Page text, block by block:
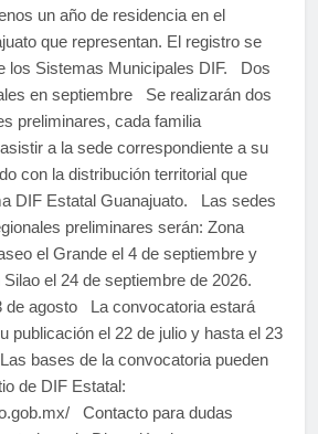
un año de residencia en el
que representan. El registro se
los Sistemas Municipales DIF. Dos
en septiembre Se realizarán dos
preliminares, cada familia
a la sede correspondiente a su
con la distribución territorial que
DIF Estatal Guanajuato. Las sedes
preliminares serán: Zona
el Grande el 4 de septiembre y
el 24 de septiembre de 2026.
de agosto La convocatoria estará
publicación el 22 de julio y hasta el 23
bases de la convocatoria pueden
de DIF Estatal:
Contacto para dudas